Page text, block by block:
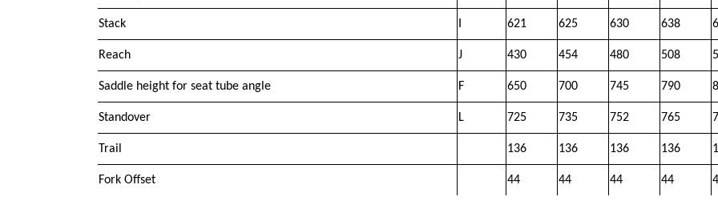
Stack 621 625 630 638
Reach J 430 454 480 508
Saddle height for seat tube angle F 650 700 745 790
Standover L 725 735 752 765
Trail 136 136 136 136
Fork Offset 44 44 44 44